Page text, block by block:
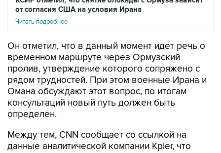
Он отметил, что в данный момент идет речь о
пролив, утверждение которого сопряжено с
рядом трудностей. При этом военные Ирана и
Омана обсуждают этот вопрос, по итогам
консультаций новый путь должен быть
определен.
Между тем, CNN сообщает со ссылкой на
движение через Ормузский пролив остается
сильно ограниченным. В пятницу его миновали